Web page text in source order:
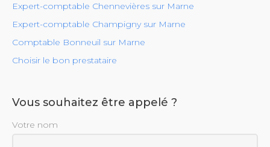
Expert-comptable Chennevières sur Marne
Expert-comptable Champigny sur Marne
Comptable Bonneuil sur Marne
Choisir le bon prestataire
Vous souhaitez être appelé ?
Votre nom